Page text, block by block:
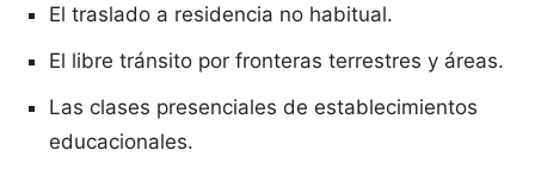
El traslado a residencia no habitual.
El libre tránsito por fronteras terrestres y áreas.
Las clases presenciales de establecimientos
educacionales.